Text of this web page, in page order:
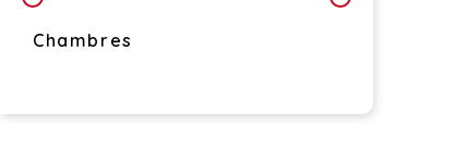
Chambres